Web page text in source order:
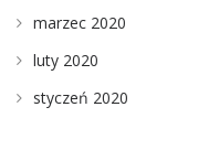
marzec 2020
luty 2020
styczeń 2020